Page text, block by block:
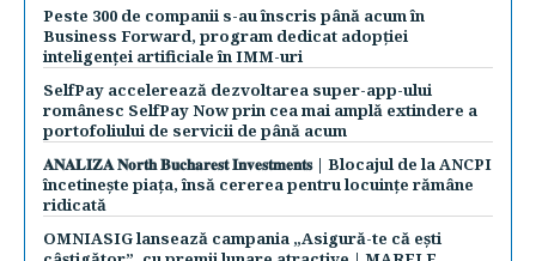
Peste 300 de companii s-au înscris până acum în
Business Forward, program dedicat adopției
inteligenței artificiale în IMM-uri
SelfPay accelerează dezvoltarea super-app-ului
românesc SelfPay Now prin cea mai amplă extindere a
portofoliului de servicii de până acum
𝐀𝐍𝐀𝐋𝐈𝐙𝐀 𝐍𝐨𝐫𝐭𝐡 𝐁𝐮𝐜𝐡𝐚𝐫𝐞𝐬𝐭 𝐈𝐧𝐯𝐞𝐬𝐭𝐦𝐞𝐧𝐭𝐬 | Blocajul de la ANCPI
încetinește piața, însă cererea pentru locuințe rămâne
ridicată
OMNIASIG lansează campania „Asigură-te că ești